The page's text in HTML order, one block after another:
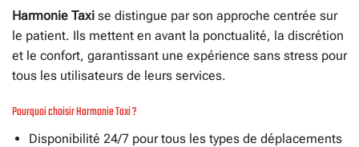
Harmonie Taxi se distingue par son approche centrée sur
le patient. Ils mettent en avant la ponctualité, la discrétion
et le confort, garantissant une expérience sans stress pour
tous les utilisateurs de leurs services.
Pourquoi choisir Harmonie Taxi ?
Disponibilité 24/7 pour tous les types de déplacements